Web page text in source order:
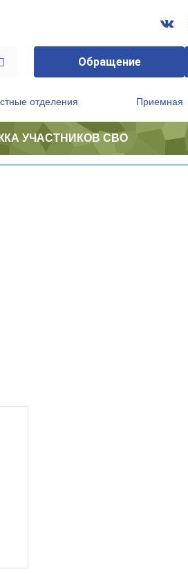
Обращение
отделения Приемная
УЧАСТНИКОВ СВО